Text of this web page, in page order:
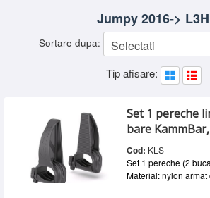
LICHIDARE
SERVICE
INCHIRIERI
BLOG
Jumpy 2016->
Sortare dupa:
Tip afisare:
Set 1 pereche
bare
Cod: KLS
Set 1 pereche (2
Material: nylon armat